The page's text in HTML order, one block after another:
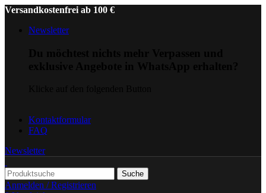
Versandkostenfrei ab 100 €
Newsletter
Kontaktformular
FAQ
Newsletter
Suche
Anmelden / Registrieren